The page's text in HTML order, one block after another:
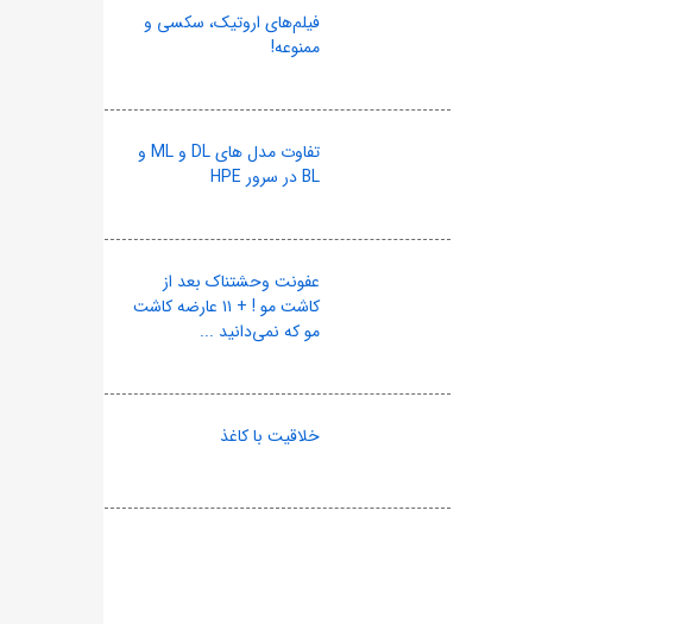
فیلم‌های اروتیک، سکسی و
ممنوعه!
تفاوت مدل های DL و ML و
BL در سرور HPE
عفونت وحشتناک بعد از
کاشت مو ! + ۱۱ عارضه کاشت
مو که نمی‌دانید ...
خلاقیت با کاغذ